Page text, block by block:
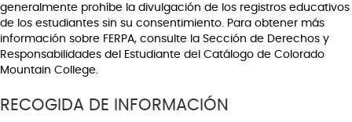
generalmente prohíbe la divulgación de los registros educativos
de los estudiantes sin su consentimiento. Para obtener más
información sobre FERPA, consulte la Sección de Derechos y
Responsabilidades del Estudiante del Catálogo de Colorado
Mountain College.
RECOGIDA DE INFORMACIÓN